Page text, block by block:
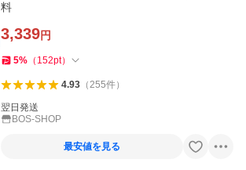
料
3,339円
5% （ 152pt）
4.93（255件）
翌日発送
BOS-SHOP
最安値を見る